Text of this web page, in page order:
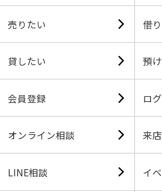
売りたい 借
貸したい 預
会員登録 ロ
オンライン相談 来
LINE相談 イ